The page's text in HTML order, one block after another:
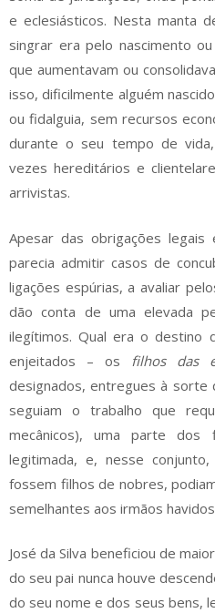
e eclesiásticos. Nesta manta
singrar era pelo nascimento
que aumentavam ou
isso, dificilmente alguém
ou fidalguia, sem recursos
durante o seu tempo de
vezes hereditários e
arrivistas.
Apesar das obrigações legais
parecia admitir casos de
ligações espúrias, a avaliar
dão conta de uma elevada
ilegítimos. Qual era o destino
enjeitados – os filhos das
designados, entregues à sorte
seguiam o trabalho que
mecânicos), uma parte dos
legitimada, e, nesse
fossem filhos de nobres,
semelhantes aos irmãos
José da Silva beneficiou de
do seu pai nunca houve
do seu nome e dos seus bens,